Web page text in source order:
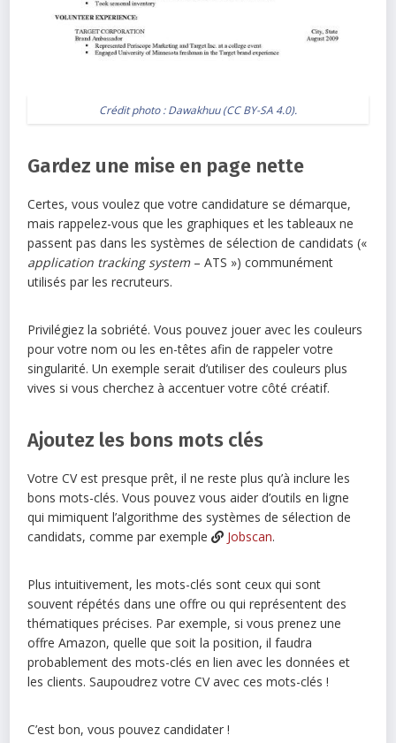
Crédit photo :Dawakhuu(CC BY-SA 4.0).
Gardez une mise en page nette
Certes, vous voulez que votre candidature se démarque,
mais rappelez-vous que les graphiques et les tableaux ne
passent pas dans les systèmes de sélection de candidats («
application tracking system– ATS ») communément
utilisés par les recruteurs.
Privilégiez la sobriété. Vous pouvez jouer avec les couleurs
pour votre nom ou les en-têtes afin de rappeler votre
singularité. Un exemple serait d’utiliser des couleurs plus
vives si vous cherchez à accentuer votre côté créatif.
Ajoutez les bons mots clés
Votre CV est presque prêt, il ne reste plus qu’à inclure les
bons mots-clés. Vous pouvez vous aider d’outils en ligne
qui mimiquent l’algorithme des systèmes de sélection de
candidats, comme par exemple
Jobscan.
Plus intuitivement, les mots-clés sont ceux qui sont
souvent répétés dans une offre ou qui représentent des
thématiques précises. Par exemple, si vous prenez une
offre Amazon, quelle que soit la position, il faudra
probablement des mots-clés en lien avec les données et
les clients. Saupoudrez votre CV avec ces mots-clés !
C’est bon, vous pouvez candidater !